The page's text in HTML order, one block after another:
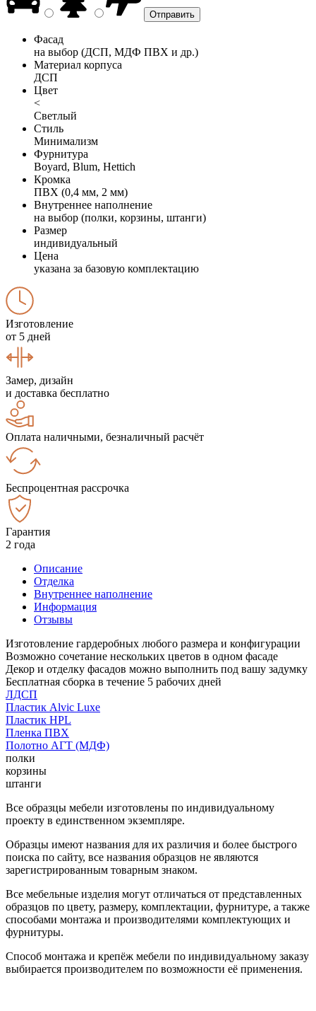
Фасад
на выбор (ДСП, МДФ ПВХ и др.)
Материал корпуса
ДСП
Цвет
<
Светлый
Стиль
Минимализм
Фурнитура
Boyard, Blum, Hettich
Кромка
ПВХ (0,4 мм, 2 мм)
Внутреннее наполнение
на выбор (полки, корзины, штанги)
Размер
индивидуальный
Цена
указана за базовую комплектацию
Изготовление
от 5 дней
Замер, дизайн
и доставка бесплатно
Оплата наличными, безналичный расчёт
Беспроцентная рассрочка
Гарантия
2 года
Описание
Отделка
Внутреннее наполнение
Информация
Отзывы
Изготовление гардеробных любого размера и конфигурации
Возможно сочетание нескольких цветов в одном фасаде
Декор и отделку фасадов можно выполнить под вашу задумку
Бесплатная сборка в течение 5 рабочих дней
ЛДСП
Пластик Alvic Luxe
Пластик HPL
Пленка ПВХ
Полотно АГТ (МДФ)
полки
корзины
штанги
Все образцы мебели изготовлены по индивидуальному
проекту в единственном экземпляре.
Образцы имеют названия для их различия и более быстрого
поиска по сайту, все названия образцов не являются
зарегистрированным товарным знаком.
Все мебельные изделия могут отличаться от представленных
образцов по цвету, размеру, комплектации, фурнитуре, а также
способами монтажа и производителями комплектующих и
фурнитуры.
Способ монтажа и крепёж мебели по индивидуальному заказу
выбирается производителем по возможности её применения.